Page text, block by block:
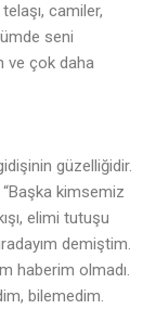
camiler,
seni
ve çok daha
güzelliğidir.
kimsemiz
elimi tutuşu
demiştim.
haberim olmadı.
bilemedim.